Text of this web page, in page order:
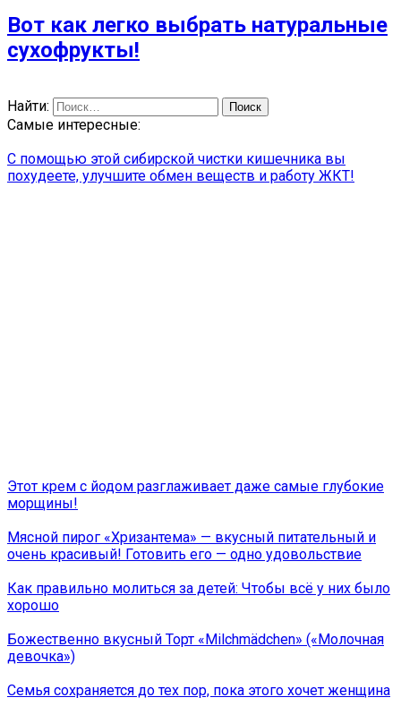
Вот как легко выбрать натуральные
сухофрукты!
Найти:
Самые интересные:
С помощью этой сибирской чистки кишечника вы
похудеете, улучшите обмен веществ и работу ЖКТ!
Этот крем с йодом разглаживает даже самые глубокие
морщины!
Мясной пирог «Хризантема» — вкусный питательный и
очень красивый! Готовить его — одно удовольствие
Как правильно молиться за детей: Чтобы всё у них было
хорошо
Божественно вкусный Торт «Milchmädchen» («Молочная
девочка»)
Семья сохраняется до тех пор, пока этого хочет женщина